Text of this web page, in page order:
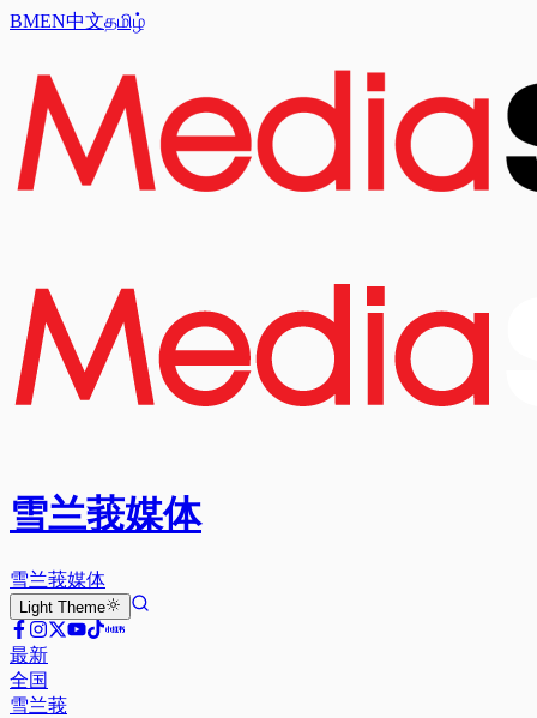
BMEN中文தமிழ்
雪兰莪媒体
雪兰莪媒体
Light Theme
最新
全国
雪兰莪